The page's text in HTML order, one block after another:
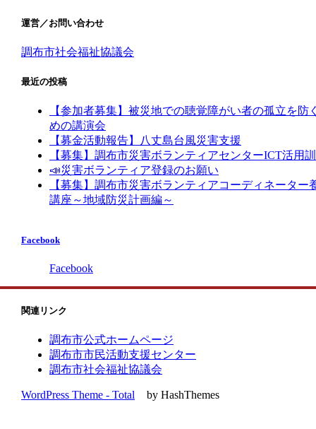
運営／お問い合わせ
調布市社会福祉協議会
最近の投稿
【参加者募集】被災地での聴覚障がい者の孤立を防
めの講演会
【募金活動報告】八丈島台風災害支援
【募集】調布市災害ボランティアセンターICT活用
📣災害ボランティア登録のお願い
【募集】調布市災害ボランティアコーディネーター
講座～地域防災計画編～
Facebook
Facebook
関連リンク
調布市公式ホームページ
調布市市民活動支援センター
調布市社会福祉協議会
WordPress Theme - Total by HashThemes